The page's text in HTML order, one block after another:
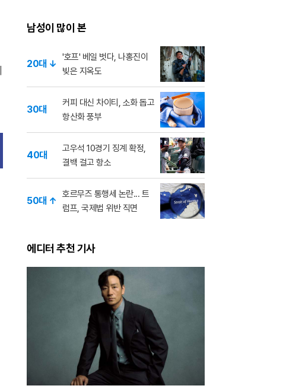
남성이 많이 본
20대 ↓
'호프' 베일 벗다, 나홍진이
빚은 지옥도
30대
커피 대신 차이티, 소화 돕고
항산화 풍부
40대
고우석 10경기 징계 확정,
결백 걸고 항소
50대 ↑
호르무즈 통행세 논란... 트
럼프, 국제법 위반 직면
에디터 추천 기사